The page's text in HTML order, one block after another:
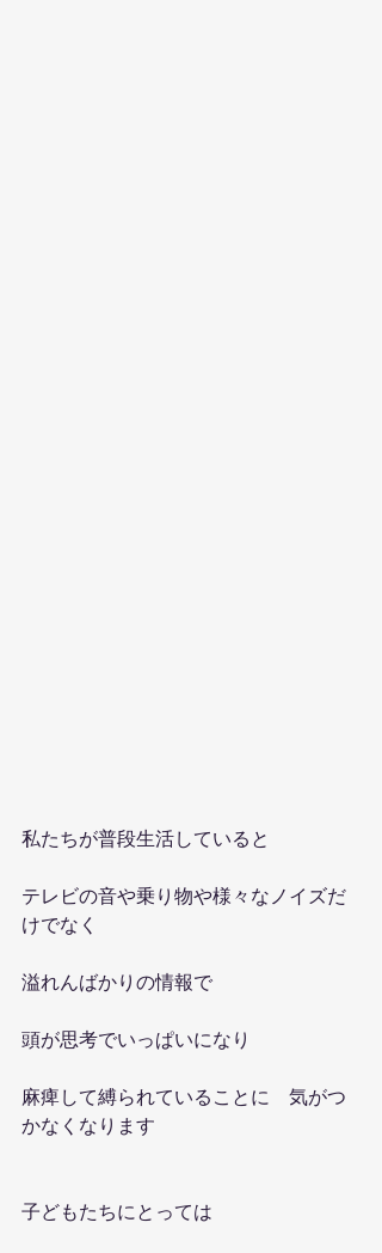
私たちが普段生活していると
テレビの音や乗り物や様々なノイズだ
けでなく
溢れんばかりの情報で
頭が思考でいっぱいになり
麻痺して縛られていることに　気がつ
かなくなります
子どもたちにとっては